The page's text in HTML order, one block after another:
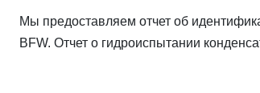
Мы предоставляем отчет об
BFW. Отчет о гидроиспытании